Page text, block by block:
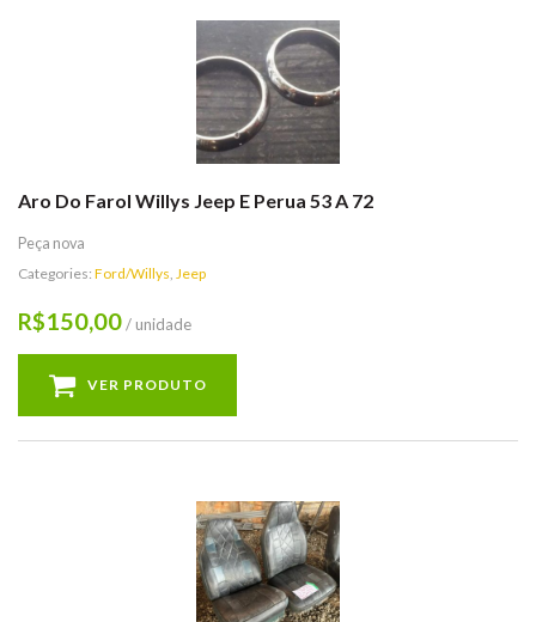
Aro Do Farol Willys Jeep E Perua 53 A 72
Peça nova
Categories: Ford/Willys, Jeep
R$150,00/ unidade
VER PRODUTO